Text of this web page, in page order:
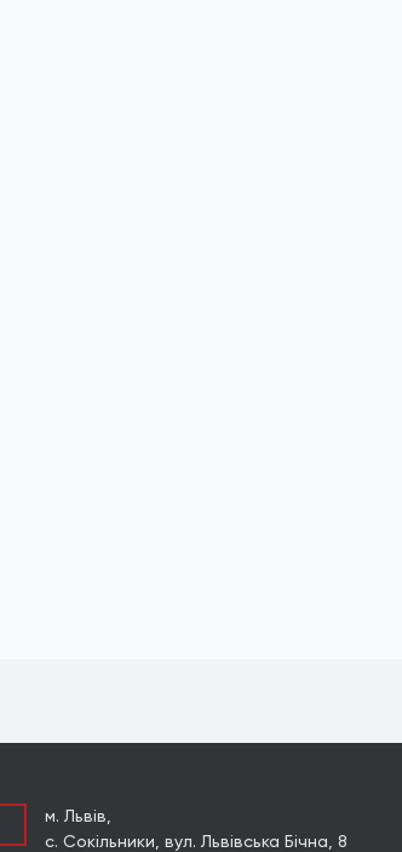
м. Львів,
с. Сокільники, вул. Львівська Бічна, 8